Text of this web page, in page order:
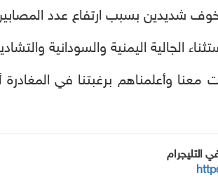
شديدين بسبب ارتفاع عدد
الجالية اليمنية والسودانية
وأعلمناهم برغبتنا في المغادرة
التليجرام